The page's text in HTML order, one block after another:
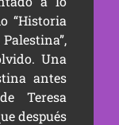
“Historia
,
Una
antes
Teresa
después